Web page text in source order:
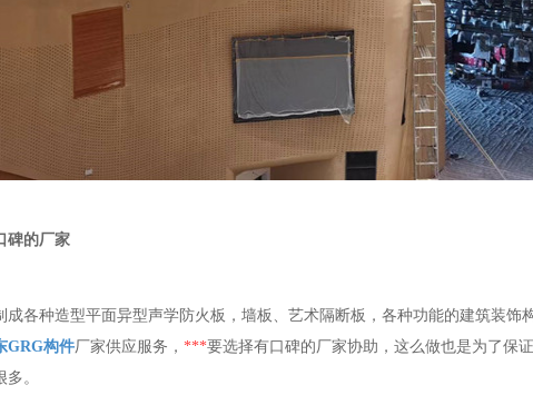
碑的厂家
成各种造型平面异型声学防火板，墙板、艺术隔断板，各种功能的建筑装饰
GRG构件厂家供应服务， ***要选择有口碑的厂家协助，这么做也是为了保
。